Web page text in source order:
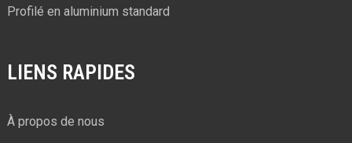
Profilé en aluminium standard
LIENS RAPIDES
À propos de nous